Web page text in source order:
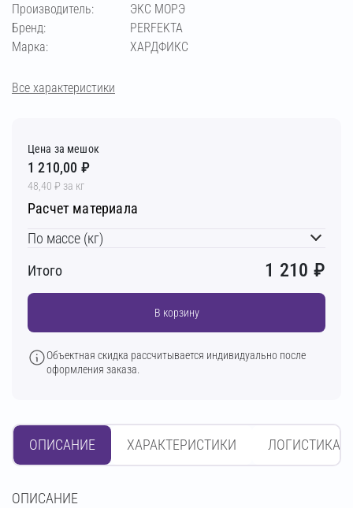
Производитель:
ЭКС МОРЭ
Бренд:
PERFEKTA
Марка:
ХАРДФИКС
Все характеристики
Цена за мешок
1 210,00 ₽
48,40 ₽ за кг
Расчет материала
По массе (кг)
Итого
1 210 ₽
В корзину
Объектная скидка рассчитывается индивидуально после
оформления заказа.
ОПИСАНИЕ ХАРАКТЕРИСТИКИ ЛОГИСТИКА
OПИСАНИЕ